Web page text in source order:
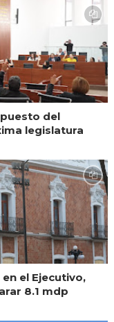
del
legislatura
el Ejecutivo,
8.1 mdp